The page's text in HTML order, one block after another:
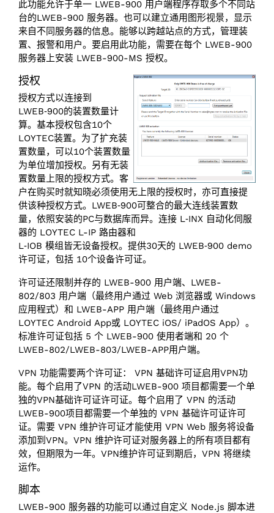
此功能允许于单一 LWEB-900 用户端程序存取多个不同站
台的LWEB-900 服务器。也可以建立通用图形视景，显示
来自不同服务器的信息。能够以跨越站点的方式，管理装
置、报警和用户。要启用此功能，需要在每个 LWEB-900
服务器上安装 LWEB-900-MS 授权。
授权
授权方式以连接到
LWEB‑900的装置数量计
算。基本授权包含10个
LOYTEC装置。为了扩充装
置数量，可以10个装置数量
为单位增加授权。另有无装
置数量上限的授权方式。客
户在购买时就知晓必须使用无上限的授权时，亦可直接提
供该种授权方式。LWEB‑900可整合的最大连线装置数
量，依照安装的PC与数据库而异。连接 L‑INX 自动化伺服
器的 LOYTEC L-IP 路由器和
L‑IOB 模组皆无设备授权。提供30天的 LWEB‑900 demo
许可证，包括 10个设备许可证。
许可证还限制并存的 LWEB-900 用户端、LWEB-
802/803 用户端（最终用户通过 Web 浏览器或 Windows
应用程式）和 LWEB-APP 用户端（最终用户通过
LOYTEC Android App或 LOYTEC iOS/ iPadOS App）。
标准许可证包括 5 个 LWEB-900 使用者端和 20 个
LWEB-802/LWEB-803/LWEB-APP用户端。
VPN 功能需要两个许可证： VPN 基础许可证启用VPN功
能。每个启用了VPN 的活动LWEB-900 项目都需要一个单
独的VPN基础许可证许可证。每个启用了 VPN 的活动
LWEB-900项目都需要一个单独的 VPN 基础许可证许可
证。需要 VPN 维护许可证才能使用 VPN Web 服务将设备
添加到VPN。VPN 维护许可证对服务器上的所有项目都有
效，但期限为一年。VPN维护许可证到期后，VPN 将继续
运作。
脚本
LWEB-900 服务器的功能可以通过自定义 Node.js 脚本进